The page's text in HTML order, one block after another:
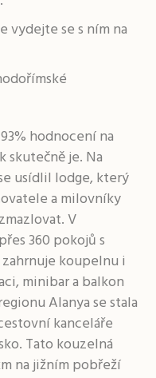
vydejte se s ním na
hodnocení na
skutečně je. Na
usídlil lodge, který
a milovníky
V
360 pokojů s
koupelnu i
minibar a balkon
Alanya se stala
kanceláře
Tato kouzelná
na jižním pobřeží